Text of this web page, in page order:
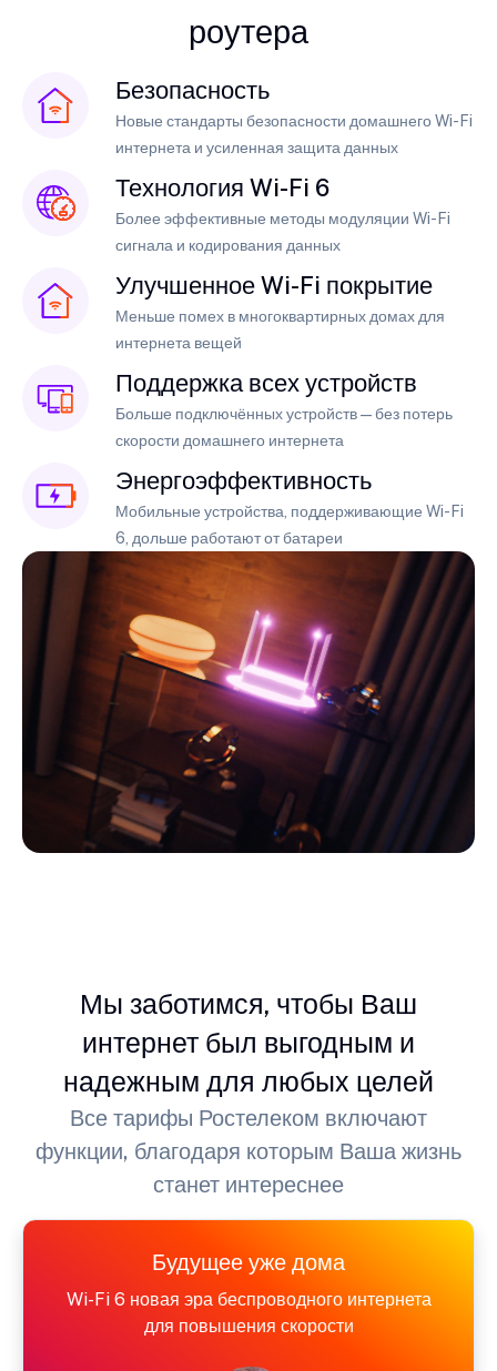
роутера
Безопасность
Новые стандарты безопасности домашнего Wi-Fi
интернета и усиленная защита данных
Технология Wi-Fi 6
Более эффективные методы модуляции Wi-Fi
сигнала и кодирования данных
Улучшенное Wi-Fi покрытие
Меньше помех в многоквартирных домах для
интернета вещей
Поддержка всех устройств
Больше подключённых устройств — без потерь
скорости домашнего интернета
Энергоэффективность
Мобильные устройства, поддерживающие Wi-Fi
6, дольше работают от батареи
Мы заботимся, чтобы Ваш
интернет был выгодным и
надежным для любых целей
Все тарифы Ростелеком включают
функции, благодаря которым Ваша жизнь
станет интереснее
Будущее уже дома
Wi-Fi 6 новая эра беспроводного интернета
для повышения скорости